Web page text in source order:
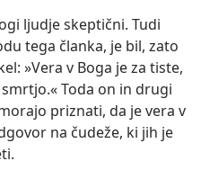
ljudje skeptični. Tudi
tega članka, je bil, zato
»Vera v Boga je za tiste,
Toda on in drugi
priznati, da je vera v
na čudeže, ki jih je